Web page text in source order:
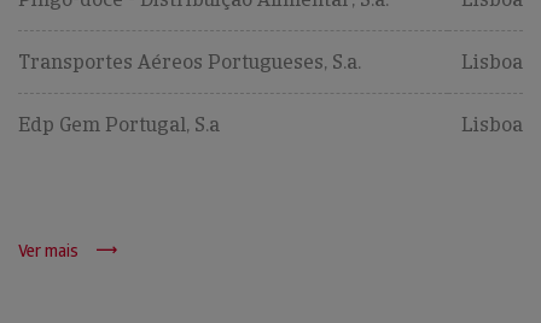
Transportes Aéreos Portugueses, S.a. Lisboa
Edp Gem Portugal, S.a Lisboa
Ver mais